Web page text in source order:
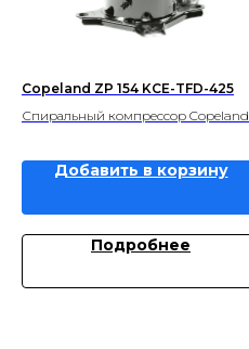
Copeland ZP 154 KCE-TFD-425
Спиральный компрессор Copeland
Добавить в корзину
Подробнее